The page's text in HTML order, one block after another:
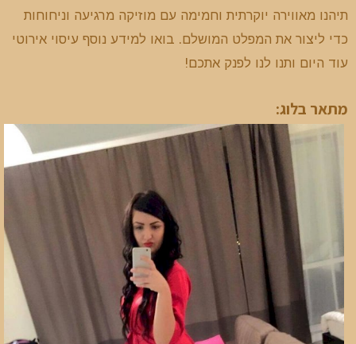
תיהנו מאווירה יוקרתית וחמימה עם מוזיקה מרגיעה וניחוחות
כדי ליצור את המפלט המושלם. בואו למידע נוסף עיסוי אירוטי
עוד היום ותנו לנו לפנק אתכם!
מתאר בלוג: